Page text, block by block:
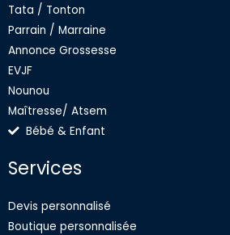
f
Tata / Tonton
Parrain / Marraine
Annonce Grossesse
EVJF
Nounou
Maîtresse/ Atsem
Bébé & Enfant
Services
Devis personnalisé
Boutique personnalisée